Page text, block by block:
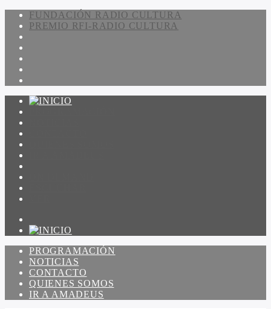
FUNDACIÓN RADIO CULTURA
PREMIO RFI-RADIO CULTURA
PROGRAMACIÓN
NOTICIAS
CONTACTO
QUIENES SOMOS
IR A AMADEUS